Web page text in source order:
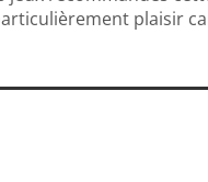
plaisir